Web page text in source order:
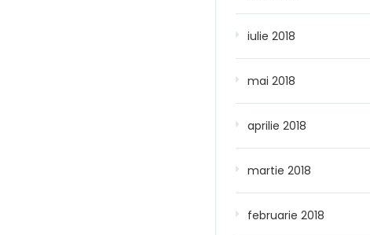
iulie 2018
mai 2018
aprilie 2018
martie 2018
februarie 2018